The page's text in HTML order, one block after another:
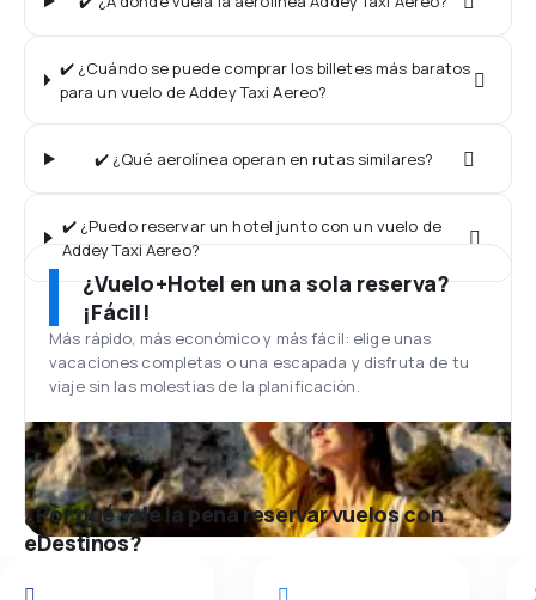
✔️ ¿Cuándo se puede comprar los billetes más baratos
para un vuelo de Addey Taxi Aereo?
✔️ ¿Qué aerolínea operan en rutas similares?
✔️ ¿Puedo reservar un hotel junto con un vuelo de
Addey Taxi Aereo?
¿Vuelo+Hotel en una sola reserva?
¡Fácil!
Más rápido, más económico y más fácil: elige unas
vacaciones completas o una escapada y disfruta de tu
viaje sin las molestias de la planificación.
¿Por qué vale la pena reservar vuelos con
eDestinos?